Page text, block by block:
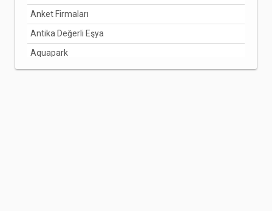
Anket Firmaları
Antika Değerli Eşya
Aquapark
Arabuluculuk Hizmetleri